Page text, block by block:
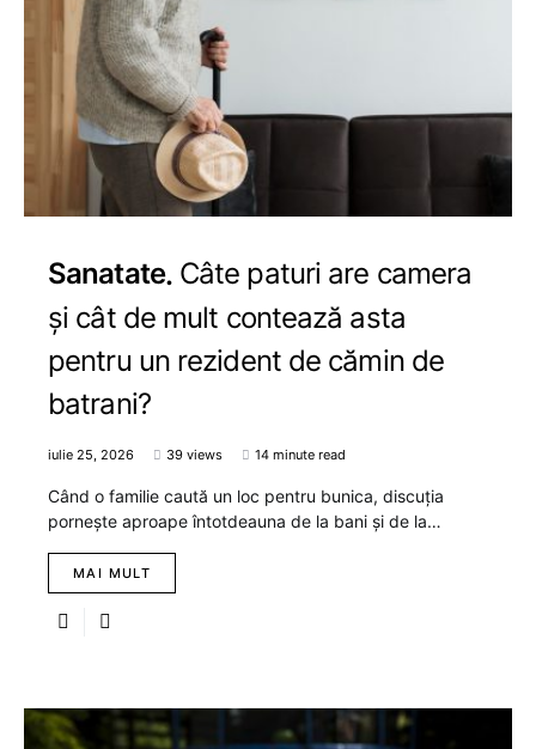
Sanatate Câte paturi are camera
și cât de mult contează asta
pentru un rezident de cămin de
batrani?
iulie 25, 2026 39 views 14 minute read
Când o familie caută un loc pentru bunica, discuția
pornește aproape întotdeauna de la bani și de la…
MAI MULT